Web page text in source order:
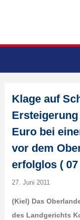
Klage auf
Euro bei
vor dem
erfolglos ( 07
27. Juni 2011
(Kiel) Das
des Landgerichts